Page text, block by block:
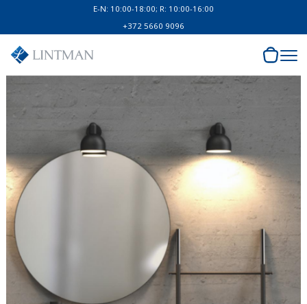
E-N: 10:00-18:00; R: 10:00-16:00
+372 5660 9096